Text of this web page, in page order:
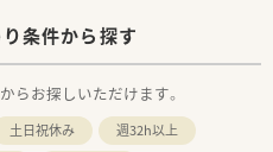
条件から探す
らお探しいただけます。
土日祝休み
週32h以上